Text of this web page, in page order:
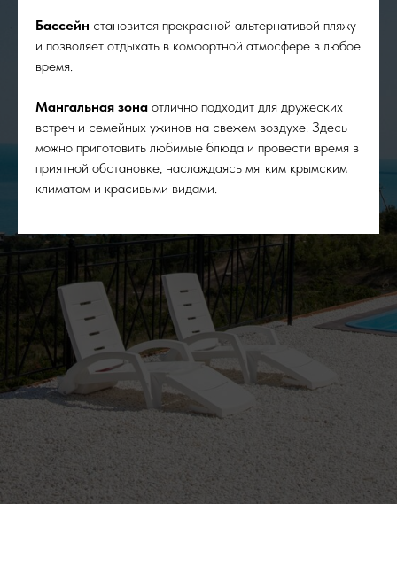
Бассейн становится прекрасной альтернативой пляжу
и позволяет отдыхать в комфортной атмосфере в любое
время.
Мангальная зона отлично подходит для дружеских
встреч и семейных ужинов на свежем воздухе. Здесь
можно приготовить любимые блюда и провести время в
приятной обстановке, наслаждаясь мягким крымским
климатом и красивыми видами.